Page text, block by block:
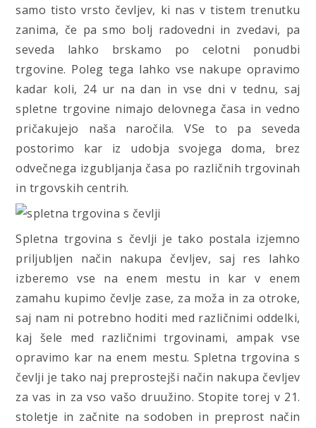
samo tisto vrsto čevljev, ki nas v tistem trenutku
zanima, če pa smo bolj radovedni in zvedavi, pa
seveda lahko brskamo po celotni ponudbi
trgovine. Poleg tega lahko vse nakupe opravimo
kadar koli, 24 ur na dan in vse dni v tednu, saj
spletne trgovine nimajo delovnega časa in vedno
pričakujejo naša naročila. VSe to pa seveda
postorimo kar iz udobja svojega doma, brez
odvečnega izgubljanja časa po različnih trgovinah
in trgovskih centrih.
Spletna trgovina s čevlji je tako postala izjemno
priljubljen način nakupa čevljev, saj res lahko
izberemo vse na enem mestu in kar v enem
zamahu kupimo čevlje zase, za moža in za otroke,
saj nam ni potrebno hoditi med različnimi oddelki,
kaj šele med različnimi trgovinami, ampak vse
opravimo kar na enem mestu. Spletna trgovina s
čevlji je tako naj preprostejši način nakupa čevljev
za vas in za vso vašo druužino. Stopite torej v 21.
stoletje in začnite na sodoben in preprost način